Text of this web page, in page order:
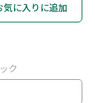
気に入りに追加
ク